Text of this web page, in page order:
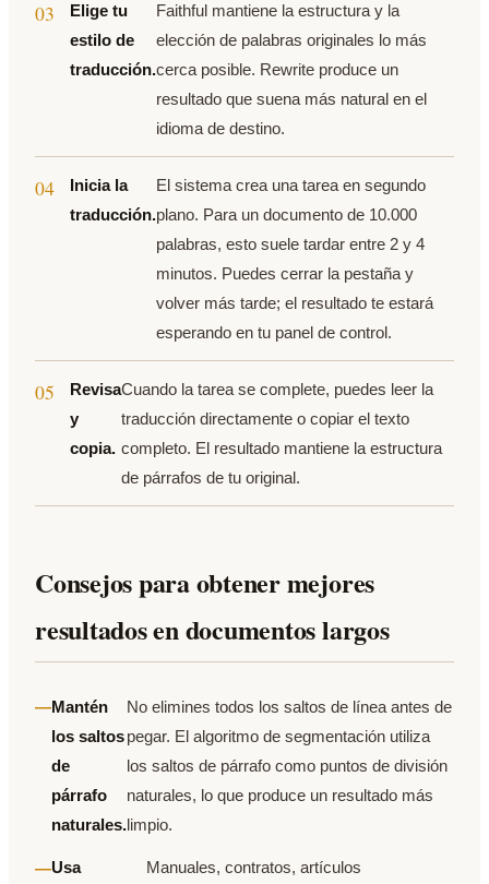
Elige tu
estilo de
traducción.
Faithful mantiene la estructura y la
elección de palabras originales lo más
cerca posible. Rewrite produce un
resultado que suena más natural en el
idioma de destino.
Inicia la
traducción.
El sistema crea una tarea en segundo
plano. Para un documento de 10.000
palabras, esto suele tardar entre 2 y 4
minutos. Puedes cerrar la pestaña y
volver más tarde; el resultado te estará
esperando en tu panel de control.
Revisa
y
copia.
Cuando la tarea se complete, puedes leer la
traducción directamente o copiar el texto
completo. El resultado mantiene la estructura
de párrafos de tu original.
Consejos para obtener mejores
resultados en documentos largos
Mantén
los saltos
de
párrafo
naturales.
No elimines todos los saltos de línea antes de
pegar. El algoritmo de segmentación utiliza
los saltos de párrafo como puntos de división
naturales, lo que produce un resultado más
limpio.
Usa
Manuales, contratos, artículos